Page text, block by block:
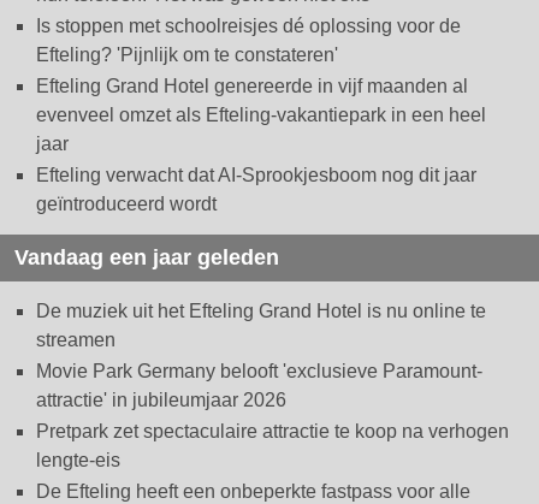
Is stoppen met schoolreisjes dé oplossing voor de
Efteling? 'Pijnlijk om te constateren'
Efteling Grand Hotel genereerde in vijf maanden al
evenveel omzet als Efteling-vakantiepark in een heel
jaar
Efteling verwacht dat AI-Sprookjesboom nog dit jaar
geïntroduceerd wordt
Vandaag een jaar geleden
De muziek uit het Efteling Grand Hotel is nu online te
streamen
Movie Park Germany belooft 'exclusieve Paramount-
attractie' in jubileumjaar 2026
Pretpark zet spectaculaire attractie te koop na verhogen
lengte-eis
De Efteling heeft een onbeperkte fastpass voor alle